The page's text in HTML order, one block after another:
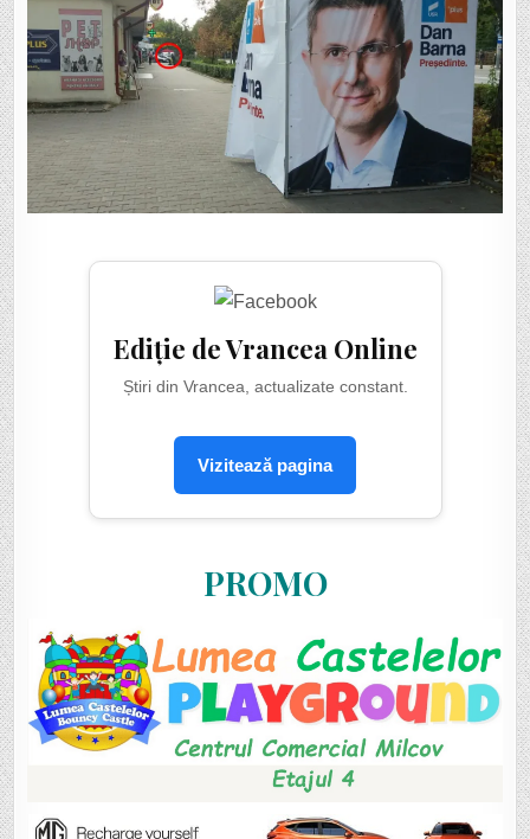
Ediție de Vrancea Online
Știri din Vrancea, actualizate constant.
Vizitează pagina
PROMO